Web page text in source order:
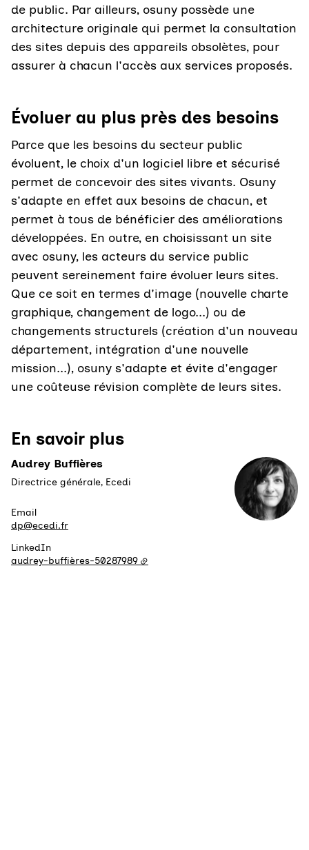
de public. Par ailleurs, osuny possède une
architecture originale qui permet la consultation
des sites depuis des appareils obsolètes, pour
assurer à chacun l'accès aux services proposés.
Évoluer au plus près des besoins
Parce que les besoins du secteur public
évoluent, le choix d'un logiciel libre et sécurisé
permet de concevoir des sites vivants. Osuny
s'adapte en effet aux besoins de chacun, et
permet à tous de bénéficier des améliorations
développées. En outre, en choisissant un site
avec osuny, les acteurs du service public
peuvent sereinement faire évoluer leurs sites.
Que ce soit en termes d'image (nouvelle charte
graphique, changement de logo...) ou de
changements structurels (création d'un nouveau
département, intégration d'une nouvelle
mission...), osuny s'adapte et évite d'engager
une coûteuse révision complète de leurs sites.
En savoir plus
Audrey Buffières
Directrice générale, Ecedi
Email
dp@ecedi.fr
LinkedIn
audrey-buffières-50287989